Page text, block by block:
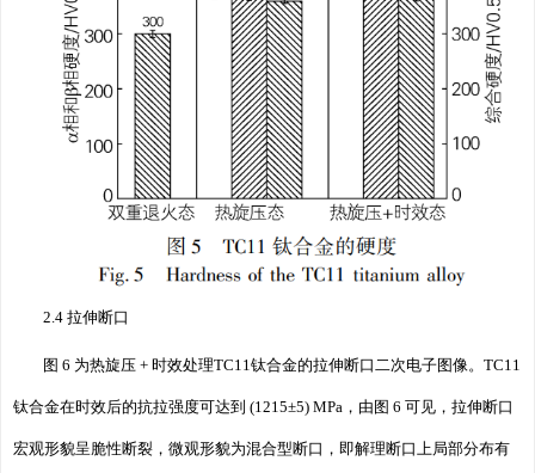
2.4 拉伸断口
图 6 为热旋压 + 时效处理TC11钛合金的拉伸断口二次电子图像。TC11
钛合金在时效后的抗拉强度可达到 (1215±5) MPa，由图 6 可见，拉伸断口
宏观形貌呈脆性断裂，微观形貌为混合型断口，即解理断口上局部分布有